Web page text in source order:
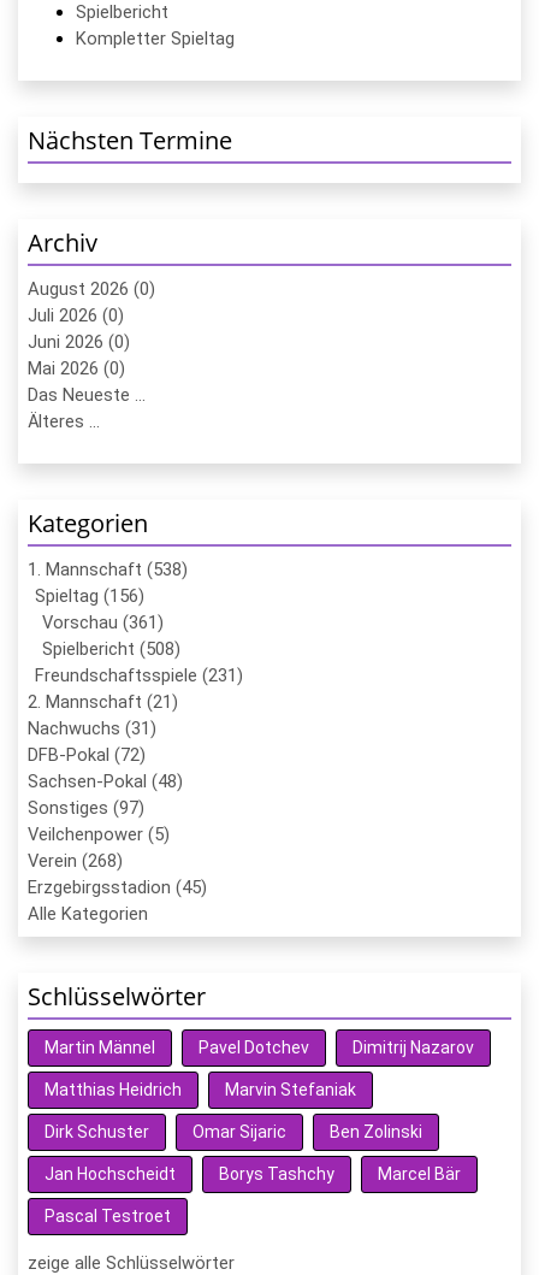
Spielbericht
Kompletter Spieltag
Nächsten Termine
Archiv
August 2026 (0)
Juli 2026 (0)
Juni 2026 (0)
Mai 2026 (0)
Das Neueste ...
Älteres ...
Kategorien
1. Mannschaft (538)
Spieltag (156)
Vorschau (361)
Spielbericht (508)
Freundschaftsspiele (231)
2. Mannschaft (21)
Nachwuchs (31)
DFB-Pokal (72)
Sachsen-Pokal (48)
Sonstiges (97)
Veilchenpower (5)
Verein (268)
Erzgebirgsstadion (45)
Alle Kategorien
Schlüsselwörter
Martin Männel Pavel Dotchev Dimitrij Nazarov
Matthias Heidrich Marvin Stefaniak
Dirk Schuster Omar Sijaric Ben Zolinski
Jan Hochscheidt Borys Tashchy Marcel Bär
Pascal Testroet
zeige alle Schlüsselwörter